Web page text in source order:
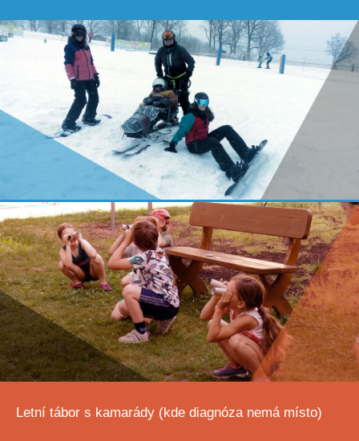
Letní tábor s kamarády (kde diagnóza nemá místo)